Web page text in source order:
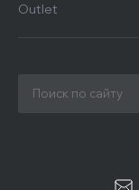
Outlet